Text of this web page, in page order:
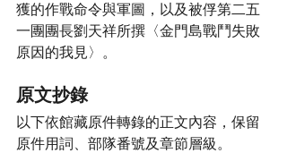
獲的作戰命令與軍圖，以及被俘第二五
一團團長劉天祥所撰〈金門島戰鬥失敗
原因的我見〉。
原文抄錄
以下依館藏原件轉錄的正文內容，保留
原件用詞、部隊番號及章節層級。